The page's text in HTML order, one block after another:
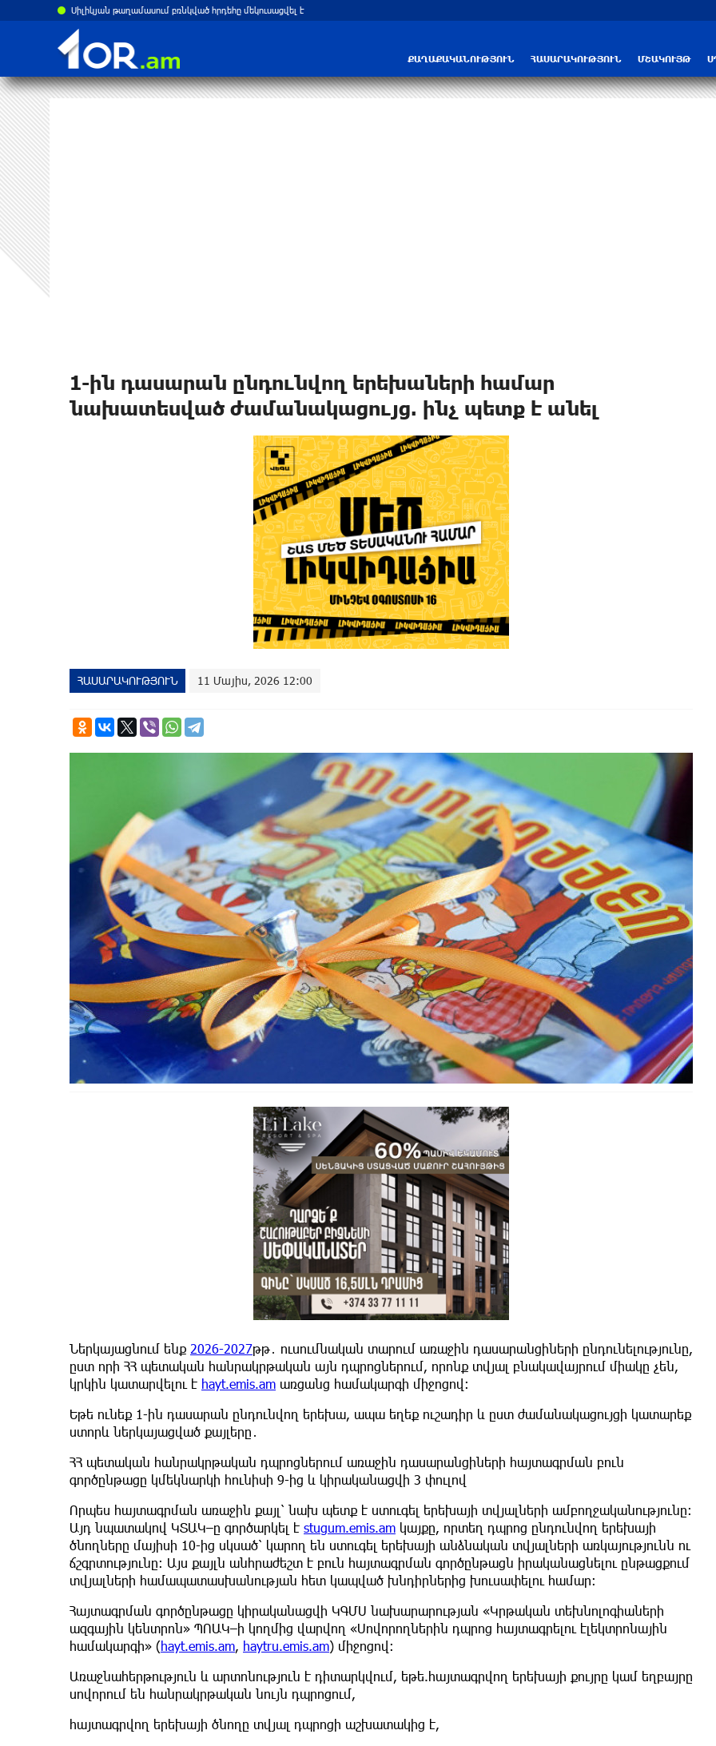
Սիլիկյան թաղամասում բռնկված հրդեհը մեկուսացվել է
ՔԱՂԱՔԱԿԱՆՈՒԹՅՈՒՆ ՀԱՍԱՐԱԿՈՒԹՅՈՒՆ ՄՇԱԿՈՒՅԹ
1-ին դասարան ընդունվող երեխաների համար
նախատեսված ժամանակացույց. ինչ պետք է անել
ՀԱՍԱՐԱԿՈՒԹՅՈՒՆ 11 Մայիս, 2026 12:00
Ներկայացնում ենք 2026-2027թթ․ ուսումնական տարում առաջին դասարանցիների ընդունելությունը,
ըստ որի ՀՀ պետական հանրակրթական այն դպրոցներում, որոնք տվյալ բնակավայրում միակը չեն,
կրկին կատարվելու է hayt.emis.am առցանց համակարգի միջոցով։
Եթե ունեք 1-ին դասարան ընդունվող երեխա, ապա եղեք ուշադիր և ըստ ժամանակացույցի կատարեք
ստորև ներկայացված քայլերը․
ՀՀ պետական հանրակրթական դպրոցներում առաջին դասարանցիների հայտագրման բուն
գործընթացը կմեկնարկի հունիսի 9-ից և կիրականացվի 3 փուլով
Որպես հայտագրման առաջին քայլ՝ նախ պետք է ստուգել երեխայի տվյալների ամբողջականությունը։
Այդ նպատակով ԿՏԱԿ–ը գործարկել է stugum.emis.am կայքը, որտեղ դպրոց ընդունվող երեխայի
ծնողները մայիսի 10-ից սկսած՝ կարող են ստուգել երեխայի անձնական տվյալների առկայությունն ու
ճշգրտությունը։ Այս քայլն անհրաժեշտ է բուն հայտագրման գործընթացն իրականացնելու ընթացքում
տվյալների համապատասխանության հետ կապված խնդիրներից խուսափելու համար։
Հայտագրման գործընթացը կիրականացվի ԿԳՄՍ նախարարության «Կրթական տեխնոլոգիաների
ազգային կենտրոն» ՊՈԱԿ–ի կողմից վարվող «Սովորողներին դպրոց հայտագրելու էլեկտրոնային
համակարգի» (hayt.emis.am, haytru.emis.am) միջոցով։
Առաջնահերթություն և արտոնություն է դիտարկվում, եթե.հայտագրվող երեխայի քույրը կամ եղբայրը
սովորում են հանրակրթական նույն դպրոցում,
հայտագրվող երեխայի ծնողը տվյալ դպրոցի աշխատակից է,